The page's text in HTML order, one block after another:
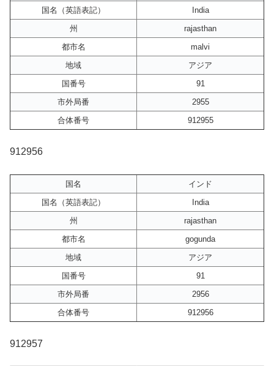
国名（英語表記）
India
州
rajasthan
都市名
malvi
地域
アジア
国番号
91
市外局番
2955
合体番号
912955
912956
国名
インド
国名（英語表記）
India
州
rajasthan
都市名
gogunda
地域
アジア
国番号
91
市外局番
2956
合体番号
912956
912957